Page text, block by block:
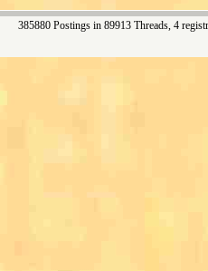
385880 Postings in 89913 Threads, 4